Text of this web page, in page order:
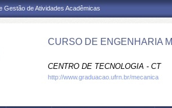
Gestão de Atividades Acadêmicas
CURSO DE ENGENHARIA
CENTRO DE TECNOLOGIA - CT
http://www.graduacao.ufrn.br/mecanica